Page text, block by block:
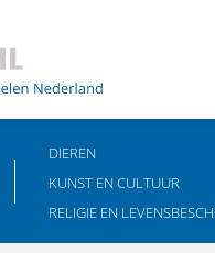
DIEREN
KUNST EN CULTUUR
RELIGIE EN